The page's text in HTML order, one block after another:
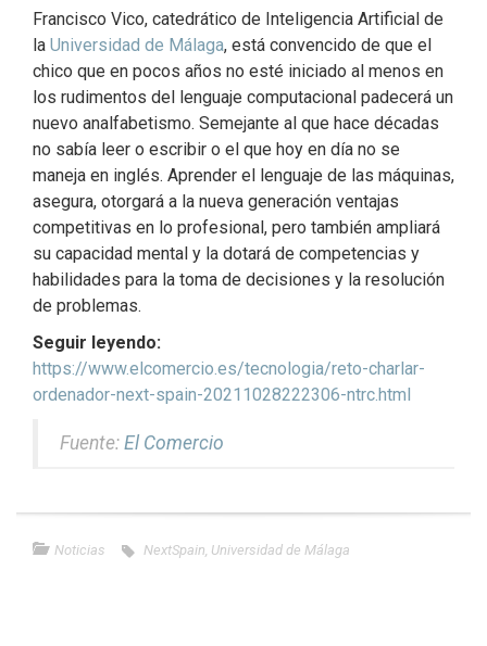
Francisco Vico, catedrático de Inteligencia Artificial de
la Universidad de Málaga, está convencido de que el
chico que en pocos años no esté iniciado al menos en
los rudimentos del lenguaje computacional padecerá un
nuevo analfabetismo. Semejante al que hace décadas
no sabía leer o escribir o el que hoy en día no se
maneja en inglés. Aprender el lenguaje de las máquinas,
asegura, otorgará a la nueva generación ventajas
competitivas en lo profesional, pero también ampliará
su capacidad mental y la dotará de competencias y
habilidades para la toma de decisiones y la resolución
de problemas.
Seguir leyendo:
https://www.elcomercio.es/tecnologia/reto-charlar-
ordenador-next-spain-20211028222306-ntrc.html
Fuente: El Comercio
Noticias NextSpain Universidad de Málaga